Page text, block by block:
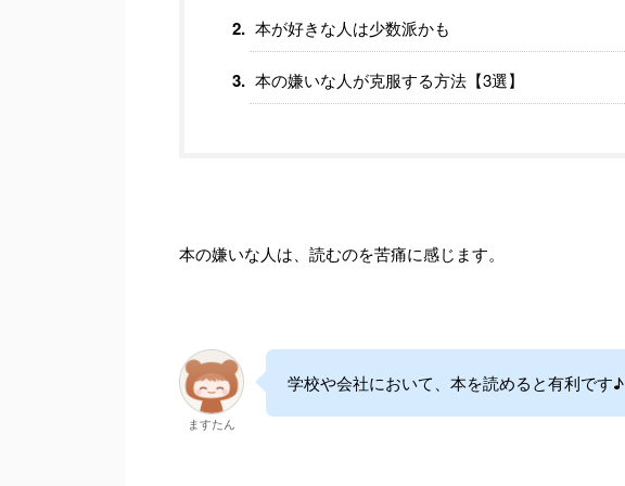
本が好きな人は少数派かも
本の嫌いな人が克服する方法【3選】
本の嫌いな人は、読むのを苦痛に感じます。
ますたん
学校や会社において、本を読めると有利です♪